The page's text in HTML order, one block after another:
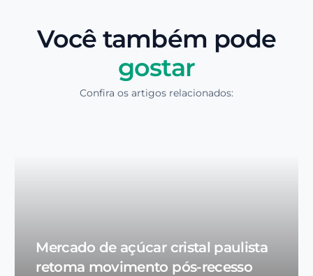
Você também pode
gostar
Confira os artigos relacionados:
Mercado de açúcar cristal paulista
retoma movimento pós-recesso